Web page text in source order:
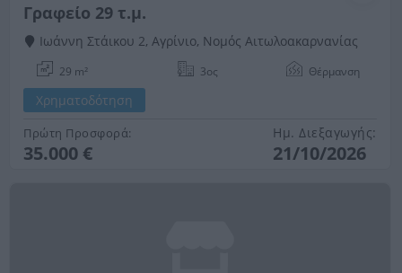
Γραφείο 29 τ.μ.
Ιωάννη Στάικου 2, Αγρίνιο, Νομός Αιτωλοακαρνανίας
29 m² 3ος Θέρμανση
Χρηματοδότηση
Πρώτη Προσφορά:
35.000 €
Ημ. Διεξαγωγής:
21/10/2026